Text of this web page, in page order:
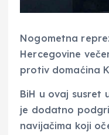
Nogometna
Hercegovine
protiv domaćina
BiH u ovaj susret
je dodatno
navijačima koji